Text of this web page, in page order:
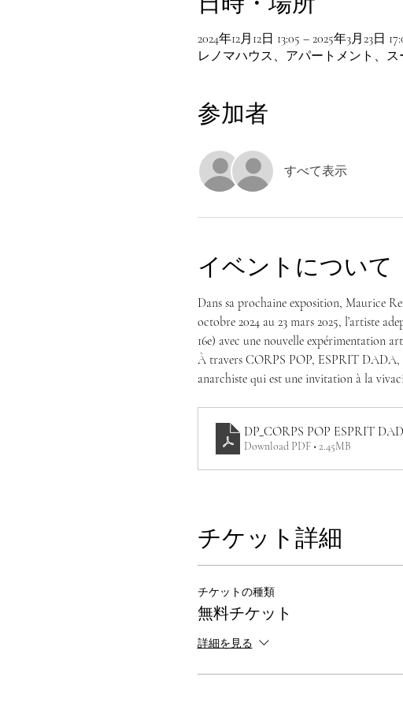
2024年12月12日 13:05 – 2025年3月23日
レノマハウス、アパートメント、ス
参加者
すべて表示
イベントについて
Dans sa prochaine exposition, Maurice
octobre 2024 au 23 mars 2025, l’artiste
16e) avec une nouvelle expérimentation
À travers CORPS POP, ESPRIT
anarchiste qui est une invitation à la
DP_CORPS POP ESPRIT
Download PDF • 2.45MB
チケット詳細
チケットの種類
無料チケット
詳細を見る